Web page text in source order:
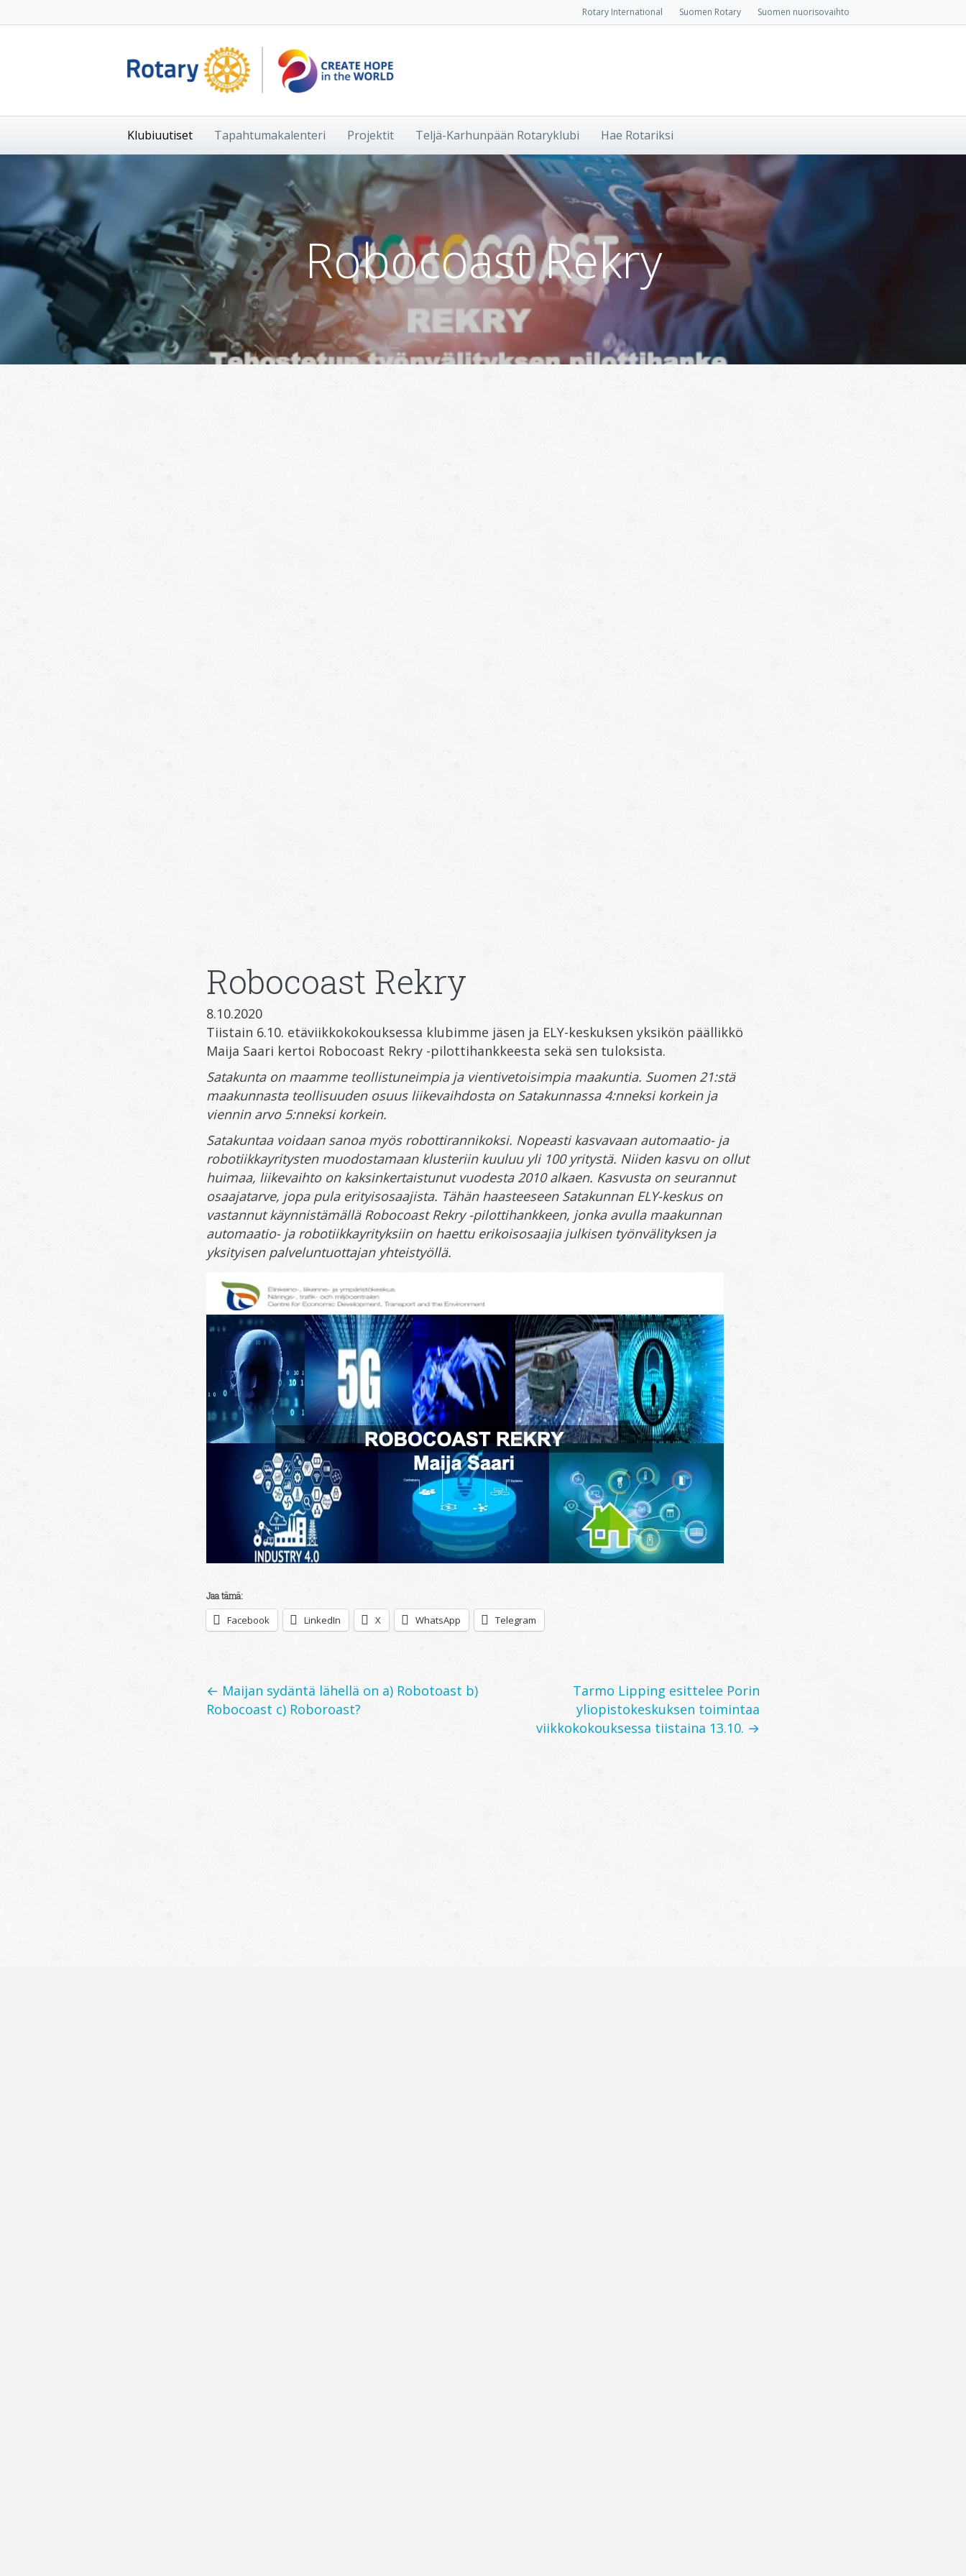
Rotary International Suomen Rotary Suomen nuorisovaihto
Klubiuutiset Tapahtumakalenteri Projektit Teljä-Karhunpään Rotaryklubi Hae Rotariksi
Robocoast Rekry
Robocoast Rekry
8.10.2020
Tiistain 6.10. etäviikkokokouksessa klubimme jäsen ja ELY-keskuksen yksikön päällikkö
Maija Saari kertoi Robocoast Rekry -pilottihankkeesta sekä sen tuloksista.
Satakunta on maamme teollistuneimpia ja vientivetoisimpia maakuntia. Suomen 21:stä
maakunnasta teollisuuden osuus liikevaihdosta on Satakunnassa 4:nneksi korkein ja
viennin arvo 5:nneksi korkein.
Satakuntaa voidaan sanoa myös robottirannikoksi. Nopeasti kasvavaan automaatio- ja
robotiikkayritysten muodostamaan klusteriin kuuluu yli 100 yritystä. Niiden kasvu on ollut
huimaa, liikevaihto on kaksinkertaistunut vuodesta 2010 alkaen. Kasvusta on seurannut
osaajatarve, jopa pula erityisosaajista. Tähän haasteeseen Satakunnan ELY-keskus on
vastannut käynnistämällä Robocoast Rekry -pilottihankkeen, jonka avulla maakunnan
automaatio- ja robotiikkayrityksiin on haettu erikoisosaajia julkisen työnvälityksen ja
yksityisen palveluntuottajan yhteistyöllä.
Jaa tämä:
Facebook LinkedIn X WhatsApp Telegram
Posts
navigation
← Maijan sydäntä lähellä on a) Robotoast b)
Robocoast c) Roboroast?
Tarmo Lipping esittelee Porin
yliopistokeskuksen toimintaa
viikkokokouksessa tiistaina 13.10. →